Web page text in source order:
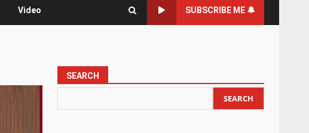
Video SUBSCRIBE ME 🔔
SEARCH
SEARCH